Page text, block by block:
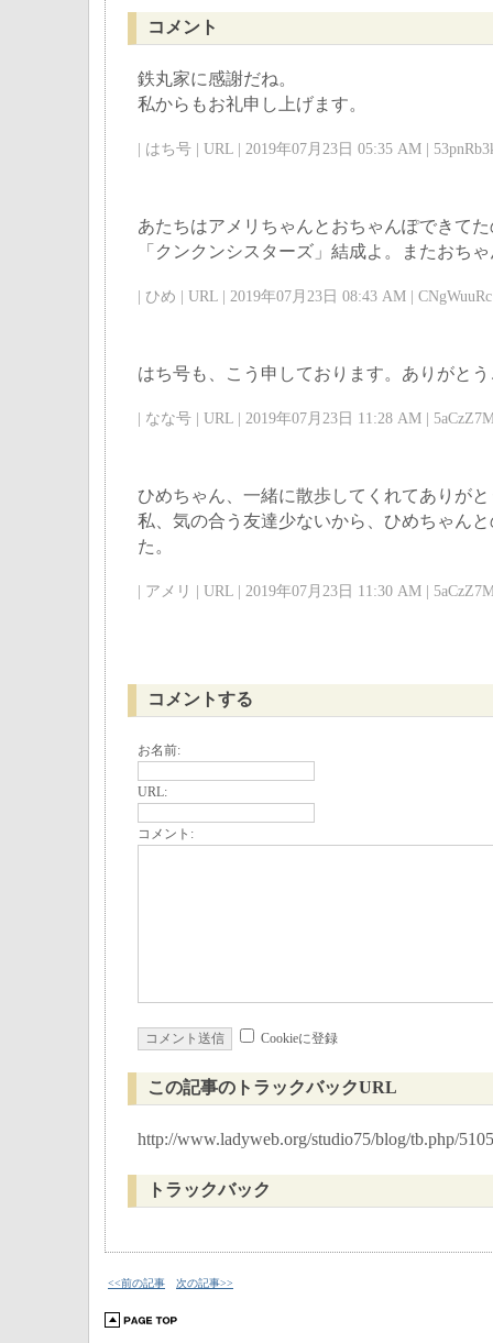
コメント
鉄丸家に感謝だね。
私からもお礼申し上げます。
| はち号 | URL | 2019年07月23日 05:35 AM |
あたちはアメリちゃんとおちゃんぽできて
「クンクンシスターズ」結成よ。またおち
| ひめ | URL | 2019年07月23日 08:43 AM |
はち号も、こう申しております。ありがと
| なな号 | URL | 2019年07月23日 11:28 AM |
ひめちゃん、一緒に散歩してくれてありが
私、気の合う友達少ないから、ひめちゃん
た。
| アメリ | URL | 2019年07月23日 11:30 AM |
コメントする
お名前:
URL:
コメント:
Cookieに登録
この記事のトラックバックURL
http://www.ladyweb.org/studio75/blog/tb.php/5105
トラックバック
<<前の記事 次の記事>>